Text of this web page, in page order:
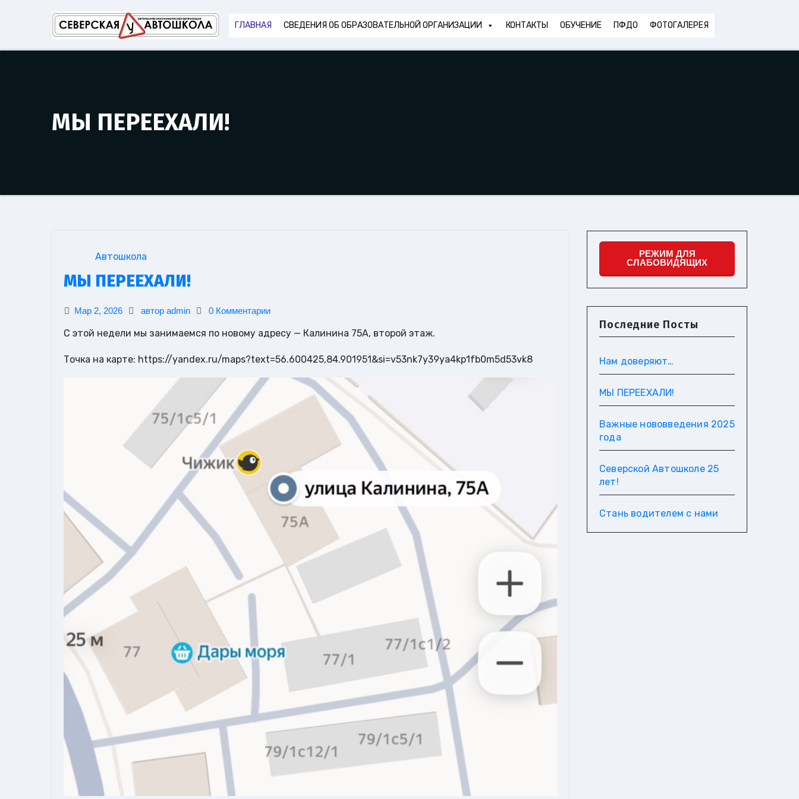
содержимому
ГЛАВНАЯ СВЕДЕНИЯ ОБ ОБРАЗОВАТЕЛЬНОЙ ОРГАНИЗАЦИИ КОНТАКТЫ ОБУЧЕНИЕ ПФДО ФОТОГАЛЕРЕЯ
МЫ ПЕРЕЕХАЛИ!
Автошкола
МЫ ПЕРЕЕХАЛИ!
Мар 2, 2026 автор admin 0 Комментарии
С этой недели мы занимаемся по новому адресу — Калинина 75А, второй этаж.
Точка на карте: https://yandex.ru/maps?text=56.600425,84.901951&si=v53nk7y39ya4kp1fb0m5d53vk8
РЕЖИМ ДЛЯ
СЛАБОВИДЯЩИХ
Последние Посты
Нам доверяют…
МЫ ПЕРЕЕХАЛИ!
Важные нововведения 2025
года
Северской Автошколе 25
лет!
Стань водителем с нами